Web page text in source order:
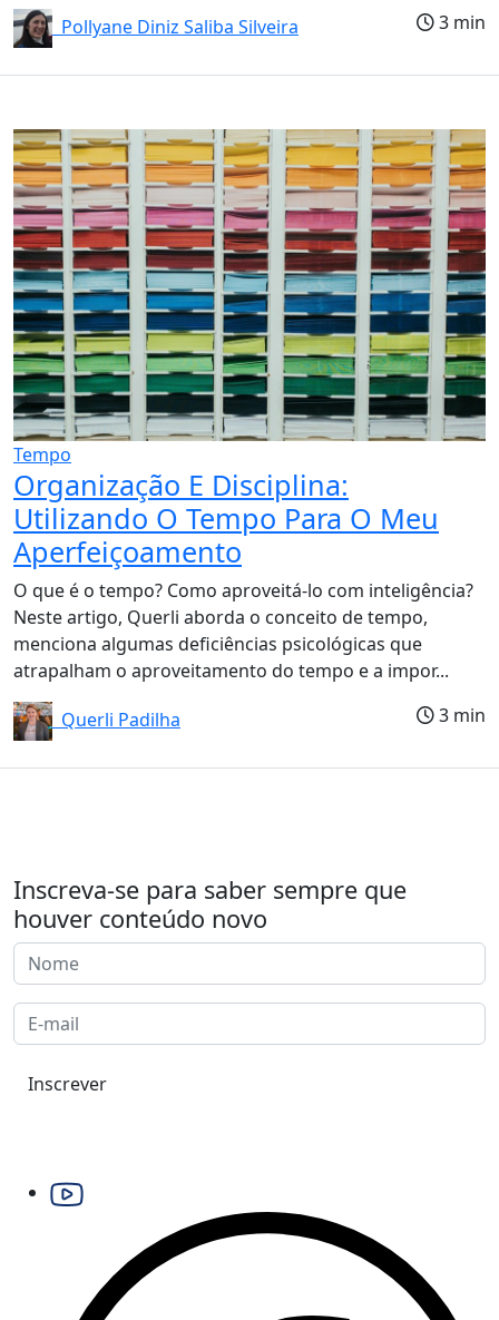
Pollyane Diniz Saliba Silveira
3 min
Tempo
Organização E Disciplina:
Utilizando O Tempo Para O Meu
Aperfeiçoamento
O que é o tempo? Como aproveitá-lo com inteligência?
Neste artigo, Querli aborda o conceito de tempo,
menciona algumas deficiências psicológicas que
atrapalham o aproveitamento do tempo e a impor...
Querli Padilha
3 min
Inscreva-se para saber sempre que
houver conteúdo novo
Inscrever